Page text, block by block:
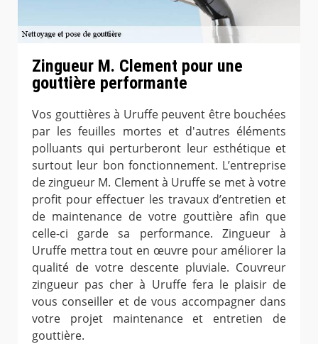
Zingueur M. Clement pour une
gouttière performante
Vos gouttières à Uruffe peuvent être bouchées
par les feuilles mortes et d'autres éléments
polluants qui perturberont leur esthétique et
surtout leur bon fonctionnement. L’entreprise
de zingueur M. Clement à Uruffe se met à votre
profit pour effectuer les travaux d’entretien et
de maintenance de votre gouttière afin que
celle-ci garde sa performance. Zingueur à
Uruffe mettra tout en œuvre pour améliorer la
qualité de votre descente pluviale. Couvreur
zingueur pas cher à Uruffe fera le plaisir de
vous conseiller et de vous accompagner dans
votre projet maintenance et entretien de
gouttière.